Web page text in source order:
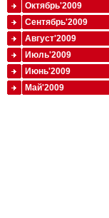
Октябрь'2009
Сентябрь'2009
Август'2009
Июль'2009
Июнь'2009
Май'2009